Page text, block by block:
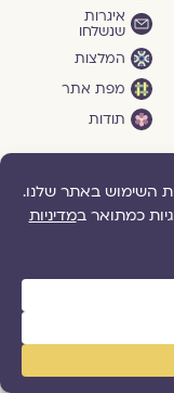
איגרות
שנשלחו
המלצות
מפת אתר
תודות
גלויה